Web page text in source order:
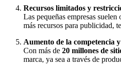
Recursos limitados y
Las pequeñas empresas
más recursos para publicidad,
Aumento de la competencia
Con más de 20 millones de
marca, ya sea a través de